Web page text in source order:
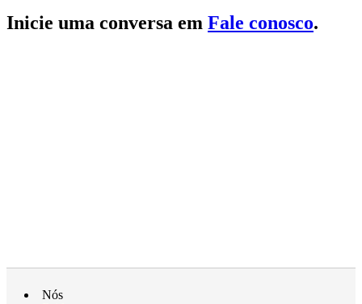
Inicie uma conversa em Fale conosco.
Nós